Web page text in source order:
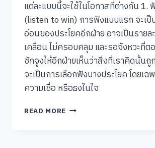
แต่ละแบบนี้จะใช้ในโอกาสที่ต่างกัน 1.
(listen to win) การฟังแบบแรก จะเ
อ่อนของประโยคอีกฝ่าย อาจเป็นรายล
เคลื่อน ไม่ครอบคลุม และรอจังหวะที่ต
ชักจูงให้อีกฝ่ายเห็นว่าสิ่งที่เราคิดนั้น
จะเป็นการเลือกฟังบางประโยค โดยเ
ความเชื่อ หรือธงในใจ
READ MORE การ